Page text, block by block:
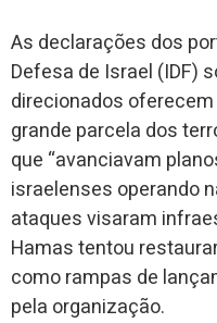
As declarações dos
Defesa de Israel (IDF)
direcionados
grande parcela dos
que “avanciavam
israelenses operando
ataques visaram
Hamas tentou
como rampas de
pela organização.